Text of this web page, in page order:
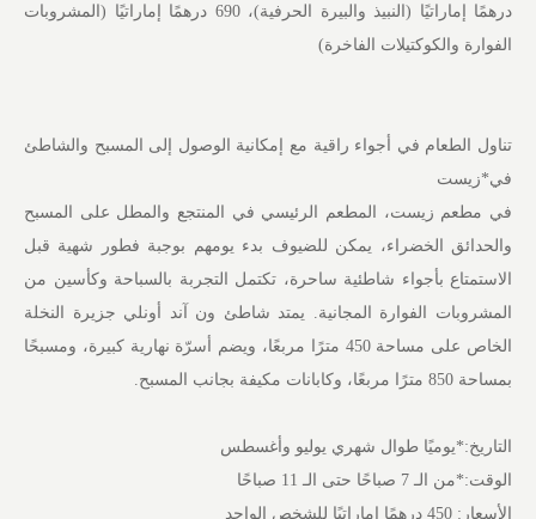
درهمًا إماراتيًا (النبيذ والبيرة الحرفية)، 690 درهمًا إماراتيًا (المشروبات
الفوارة والكوكتيلات الفاخرة)
تناول الطعام في أجواء راقية مع إمكانية الوصول إلى المسبح والشاطئ
في*زيست
في مطعم زيست، المطعم الرئيسي في المنتجع والمطل على المسبح
والحدائق الخضراء، يمكن للضيوف بدء يومهم بوجبة فطور شهية قبل
الاستمتاع بأجواء شاطئية ساحرة، تكتمل التجربة بالسباحة وكأسين من
المشروبات الفوارة المجانية. يمتد شاطئ ون آند أونلي جزيرة النخلة
الخاص على مساحة 450 مترًا مربعًا، ويضم أسرّة نهارية كبيرة، ومسبحًا
بمساحة 850 مترًا مربعًا، وكابانات مكيفة بجانب المسبح.
التاريخ:*يوميًا طوال شهري يوليو وأغسطس
الوقت:*من الـ 7 صباحًا حتى الـ 11 صباحًا
الأسعار: 450 درهمًا إماراتيًا للشخص الواحد